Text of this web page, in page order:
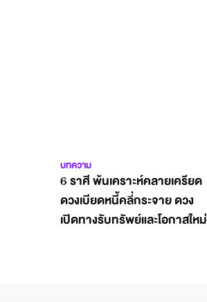
บทความ
6 ราศี พ้นเคราะห์คลายเครียด
ดวงเบียดหนี้คลี่กระจาย ดวง
เปิดทางรับทรัพย์และโอกาสใหม่